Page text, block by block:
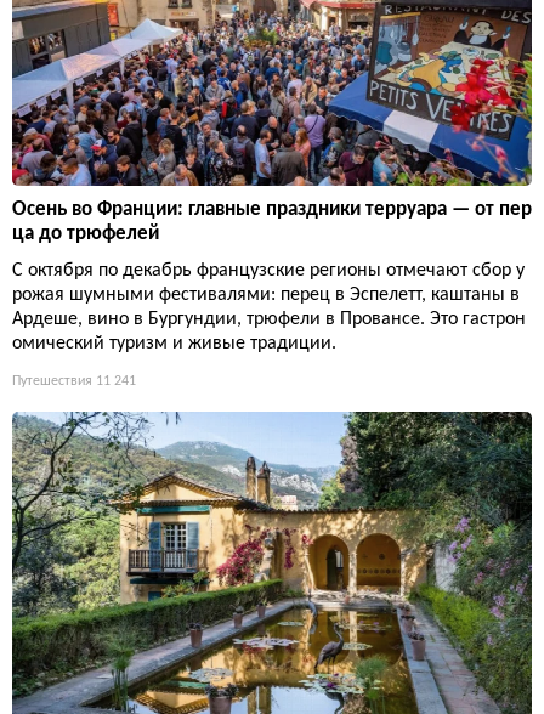
Осень во Франции: главные праздники терруара — от пер
ца до трюфелей
С октября по декабрь французские регионы отмечают сбор у
рожая шумными фестивалями: перец в Эспелетт, каштаны в
Ардеше, вино в Бургундии, трюфели в Провансе. Это гастрон
омический туризм и живые традиции.
Путешествия 11 241